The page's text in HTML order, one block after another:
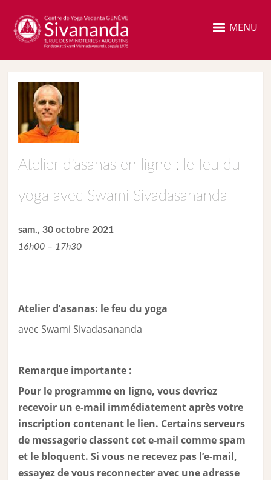
MENU
Atelier d’asanas en ligne : le feu du
yoga avec Swami Sivadasananda
sam., 30 octobre 2021
16h00 – 17h30
Atelier d’asanas: le feu du yoga
avec Swami Sivadasananda
Remarque importante :
Pour le programme en ligne, vous devriez
recevoir un e-mail immédiatement après votre
inscription contenant le lien. Certains serveurs
de messagerie classent cet e-mail comme spam
et le bloquent. Si vous ne recevez pas l’e-mail,
essayez de vous reconnecter avec une adresse